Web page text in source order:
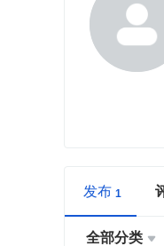
发布
全部分类 